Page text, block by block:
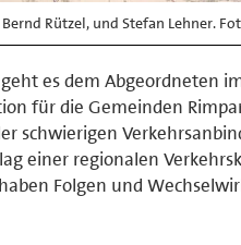
Rützel, und Stefan Lehner.
es dem Abgeordneten
für die Gemeinden
schwierigen
einer regionalen
Folgen und